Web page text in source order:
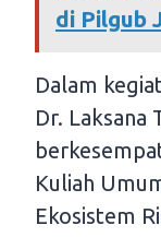
di Pilgub
Dalam
Dr. Laksana
Kuliah
Ekosistem